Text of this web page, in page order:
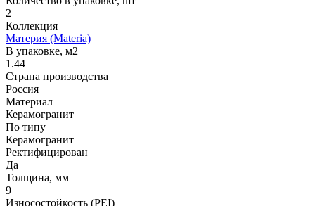
2
Коллекция
Материя (Materia)
В упаковке, м2
1.44
Страна производства
Россия
Материал
Керамогранит
По типу
Керамогранит
Ректифицирован
Да
Толщина, мм
9
Износостойкость (PEI)